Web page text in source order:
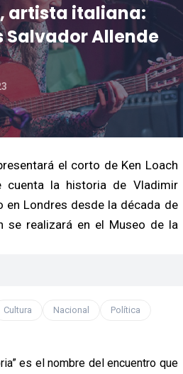
artista italiana:
Salvador Allende
el corto de Ken Loach
cuenta la historia de Vladimir
en Londres desde la década de
se realizará en el Museo de la
Cultura Nacional Política
es el nombre del encuentro que